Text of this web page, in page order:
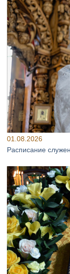
01.08.2026
Расписание